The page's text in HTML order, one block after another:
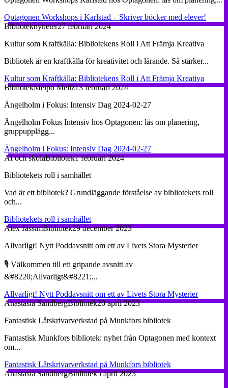
Optagonen Workshops i Karlstad – Skriver böcker med elever!
Biblioteknyheter27 februari 2024
Kultur som Kraftkälla: Bibliotekens Roll i Att Främja Kreativa
Bibliotek är en kraftkälla för kreativitet och lärande. Så stärker...
Kultur som Kraftkälla: Bibliotekens Roll i Att Främja Kreativa
BibliotekMelpo Mellz13 februari 2024
Ängelholm i Fokus: Intensiv Dag 2024-02-27
Ängelholm Fokus Intensiv hos Optagonen: läs om planering,
gruppupplägg...
Ängelholm i Fokus: Intensiv Dag 2024-02-27
AI och skolaBibliotek1 februari 2024
Bibliotekets roll i samhället
Vad är ett bibliotek? Grundläggande förståelse av bibliotekets roll
och...
Bibliotekets roll i samhället
Alex JassimBibliotek29 december 2023
Allvarligt! Nytt Poddavsnitt om ett av Livets Stora Mysterier
🎙️ Välkommen till ett gripande avsnitt av
&#8220;Allvarligt&#8221;...
Allvarligt! Nytt Poddavsnitt om ett av Livets Stora Mysterier
Anastasia SandbergBibliotek20 april 2023
Fantastisk Låtskrivarverkstad på Munkfors bibliotek
Fantastisk Munkfors bibliotek: nyhet från Optagonen med kontext
om...
Fantastisk Låtskrivarverkstad på Munkfors bibliotek
Anastasia SandbergBibliotek5 april 2023